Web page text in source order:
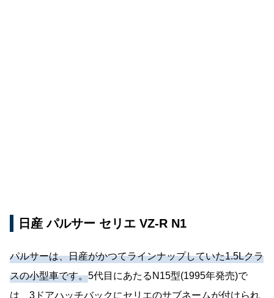
日産 パルサー セリエ VZ-R N1
パルサーは、日産がかつてラインナップしていた1.5Lクラ
スの小型車です。5代目にあたるN15型(1995年発売)で
は、3ドアハッチバックにセリエのサブネームが付けられ